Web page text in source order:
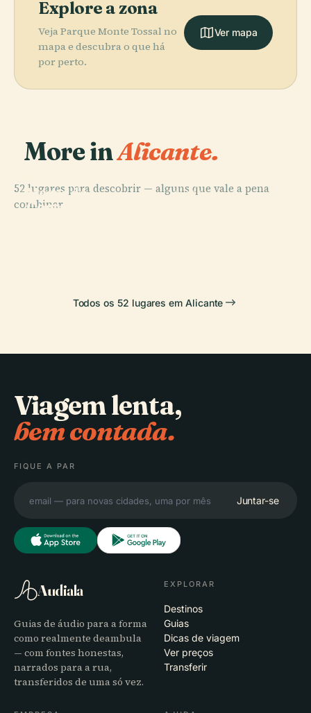
Explore a zona
Veja Parque Monte Tossal no
mapa e descubra o que há
por perto.
Ver mapa
More inAlicante.
52 lugares para descobrir — alguns que vale a pena
combinar.
Mercado
Central de
PLACE
PLACE
Cocatedral de
PLACE
Todos os 52 lugares em Alicante
Viagem lenta,
bem contada.
FIQUE A PAR
Juntar-se
Audiala
Guias de áudio para a forma
como realmente deambula
— com fontes honestas,
narrados para a rua,
transferidos de uma só vez.
EXPLORAR
Destinos
Guias
Dicas de viagem
Ver preços
Transferir